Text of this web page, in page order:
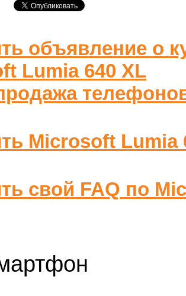
объявление о
Lumia 640 XL
Microsoft Lumia
свой FAQ по